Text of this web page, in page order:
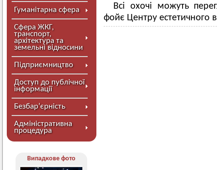
Гуманітарна сфера
Сфера ЖКГ,
транспорт,
архітектура та
земельні відносини
Підприємництво
Доступ до публічної
інформації
Безбар’єрність
Адміністративна
процедура
Випадкове фото
Всі охочі можуть
фойє Центру естетичного